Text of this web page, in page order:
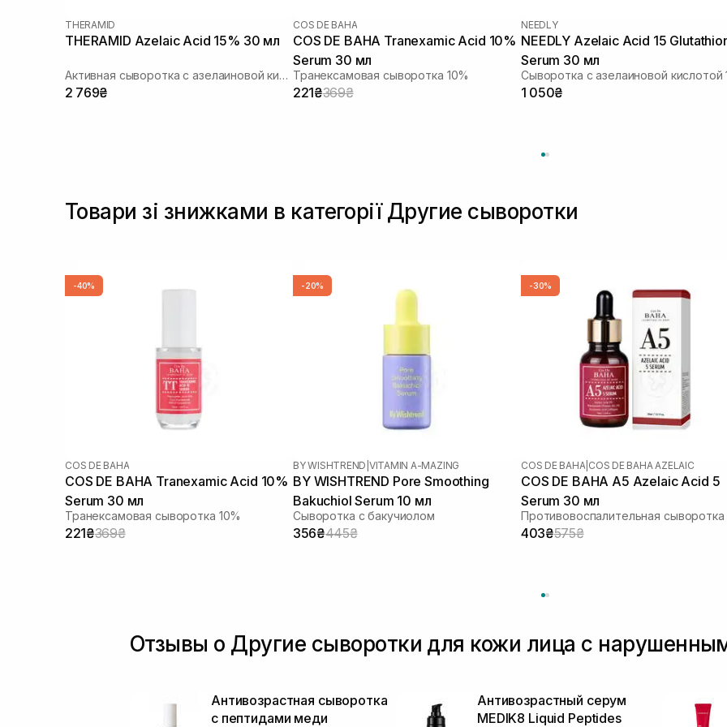
Транексамова кислота
Трипептид меди
THERAMID
THERAMID Azelaic Acid 15% 30 мл
Активная сыворотка с азелаиновой кислотой
2 769₴
COS DE BAHA
COS DE BAHA Tranexamic Acid 10%
Serum 30 мл
Транексамовая сыворотка 10%
221₴369₴
NEEDLY
NEEDLY Azelaic Acid 15
Serum 30 мл
1 050₴
Товари зі знижками в категорії Другие сыворотки
-40%
COS DE BAHA
COS DE BAHA Tranexamic Acid 10%
Serum 30 мл
Транексамовая сыворотка 10%
221₴369₴
-20%
BY WISHTREND VITAMIN A-MAZING
BY WISHTREND Pore Smoothing
Bakuchiol Serum 10 мл
Сыворотка с бакучиолом
356₴445₴
-30%
COS DE BAHA COS DE BAHA AZELAIC
COS DE BAHA A5 Azelaic Acid 5
Serum 30 мл
403₴575₴
Отзывы о Другие сыворотки для кожи лица с
Антивозрастная сыворотка
с пептидами меди
Антивозрастный серум
MEDIK8 Liquid Peptides